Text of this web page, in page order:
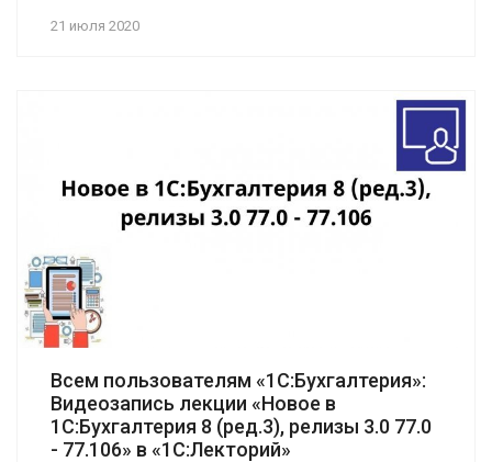
21 июля 2020
Всем пользователям «1С:Бухгалтерия»:
Видеозапись лекции «Новое в
1С:Бухгалтерия 8 (ред.3), релизы 3.0 77.0
- 77.106» в «1С:Лекторий»